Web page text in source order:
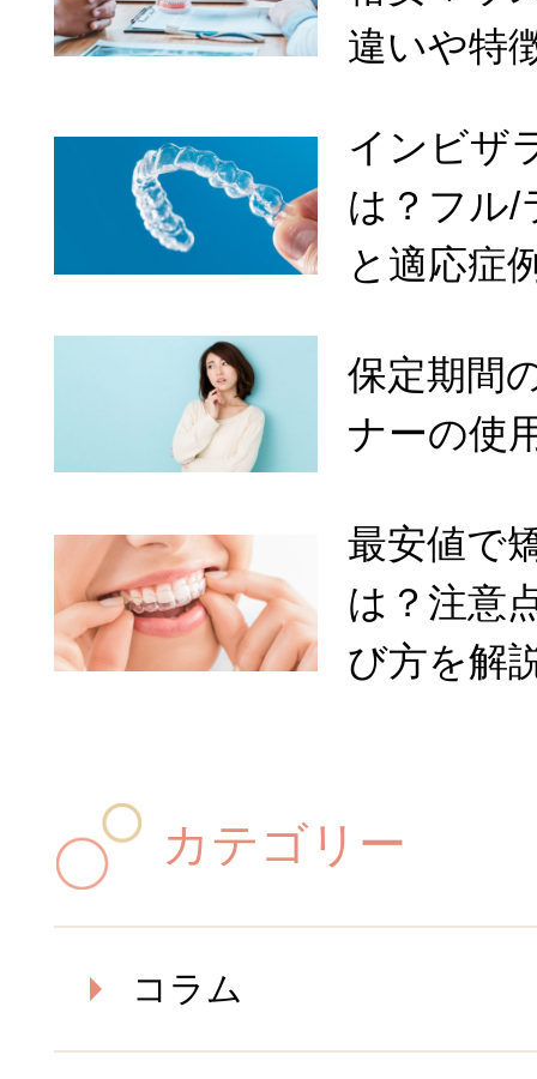
違いや特
インビザ
は？フル/
と適応症
保定期間
ナーの使
最安値で
は？注意
び方を解
カテゴリー
コラム